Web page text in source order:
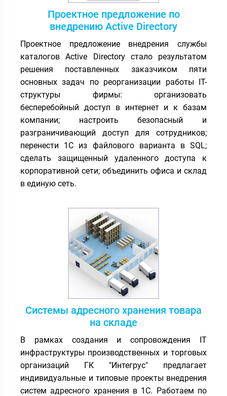
Проектное предложение по
внедрению Active Directory
Проектное предложение внедрения службы
каталогов Active Directory стало результатом
решения поставленных заказчиком пяти
основных задач по реорганизации работы IT-
структуры фирмы: организовать
бесперебойный доступ в интернет и к базам
компании; настроить безопасный и
разграничивающий доступ для сотрудников;
перенести 1С из файлового варианта в SQL;
сделать защищенный удаленного доступа к
корпоративной сети; объединить офиса и склад
в единую сеть.
Системы адресного хранения товара
на складе
В рамках создания и сопровождения IT
инфраструктуры производственных и торговых
организаций ГК "Интегрус" предлагает
индивидуальные и типовые проекты внедрения
систем адресного хранения в 1С. Работаем по